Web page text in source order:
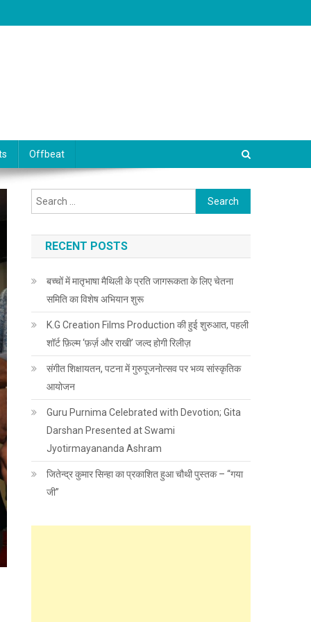
Offbeat
Search for:
RECENT POSTS
बच्चों में मातृभाषा मैथिली के प्रति जागरूकता के लिए चेतना
समिति का विशेष अभियान शुरू
K.G Creation Films Production की हुई शुरुआत, पहली
शॉर्ट फ़िल्म ‘फ़र्ज़ और राखी’ जल्द होगी रिलीज़
संगीत शिक्षायतन, पटना में गुरुपूजनोत्सव पर भव्य सांस्कृतिक
आयोजन
Guru Purnima Celebrated with Devotion; Gita
Darshan Presented at Swami
Jyotirmayananda Ashram
जितेन्द्र कुमार सिन्हा का प्रकाशित हुआ चौथी पुस्तक – “गया
जी”